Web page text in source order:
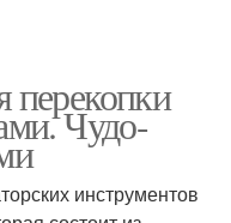
перекопки
Чудо-
инструментов